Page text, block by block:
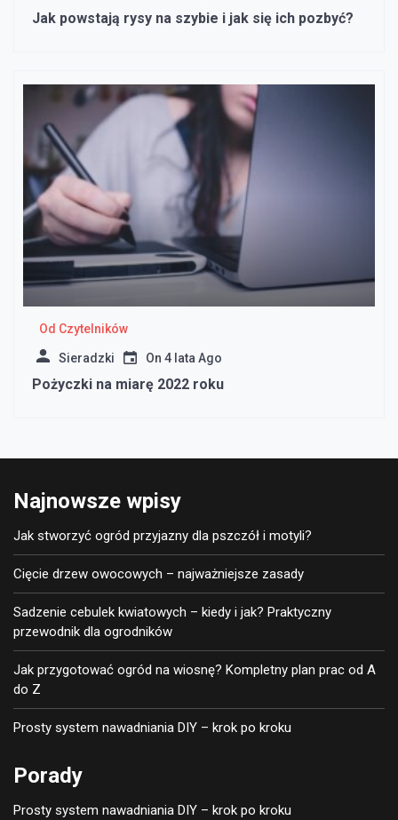
Jak powstają rysy na szybie i jak się ich pozbyć?
Od Czytelników
Sieradzki On 4 lata Ago
Pożyczki na miarę 2022 roku
Najnowsze wpisy
Jak stworzyć ogród przyjazny dla pszczół i motyli?
Cięcie drzew owocowych – najważniejsze zasady
Sadzenie cebulek kwiatowych – kiedy i jak? Praktyczny
przewodnik dla ogrodników
Jak przygotować ogród na wiosnę? Kompletny plan prac od A
do Z
Prosty system nawadniania DIY – krok po kroku
Porady
Prosty system nawadniania DIY – krok po kroku